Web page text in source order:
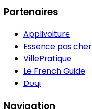
Partenaires
Applivoiture
Essence pas cher
VillePratique
Le French Guide
Doqi
Navigation